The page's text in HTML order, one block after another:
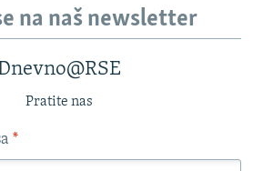
na naš newsletter
Pratite nas
*